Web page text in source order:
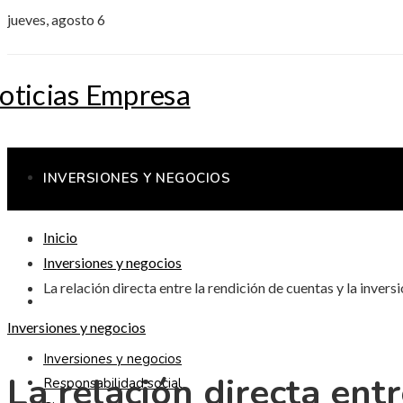
jueves, agosto 6
INVERSIONES Y NEGOCIOS
RESPONSABILIDAD SOCIAL
Inversiones y negocios
Responsabilidad social
Inicio
Inversiones y negocios
La relación directa entre la rendición de cuentas y la
Inversiones y negocios
La relación directa